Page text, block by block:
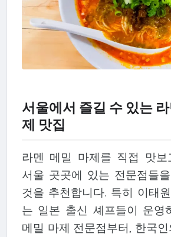
서울에서 즐길 수 있는
제 맛집
라멘 메밀 마제를 직접 맛보
서울 곳곳에 있는 전문점들
것을 추천합니다. 특히 이태
는 일본 출신 셰프들이 운영
메밀 마제 전문점부터, 한국